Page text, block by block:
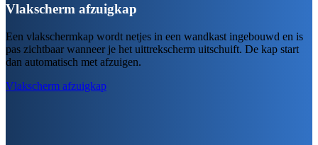
Vlakscherm afzuigkap
Een vlakschermkap wordt netjes in een wandkast ingebouwd en is
pas zichtbaar wanneer je het uittrekscherm uitschuift. De kap start
dan automatisch met afzuigen.
Vlakscherm afzuigkap